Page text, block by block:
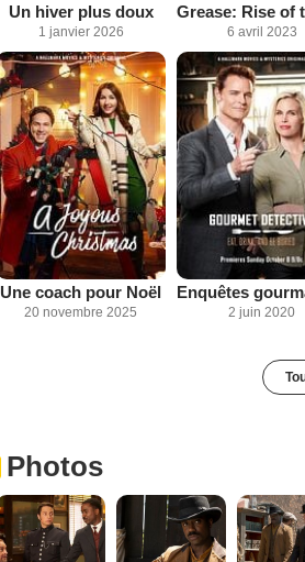
Un hiver plus doux
1 janvier 2026 6 avril 2023
Une coach pour Noël
20 novembre 2025 2 juin 2020
Photos